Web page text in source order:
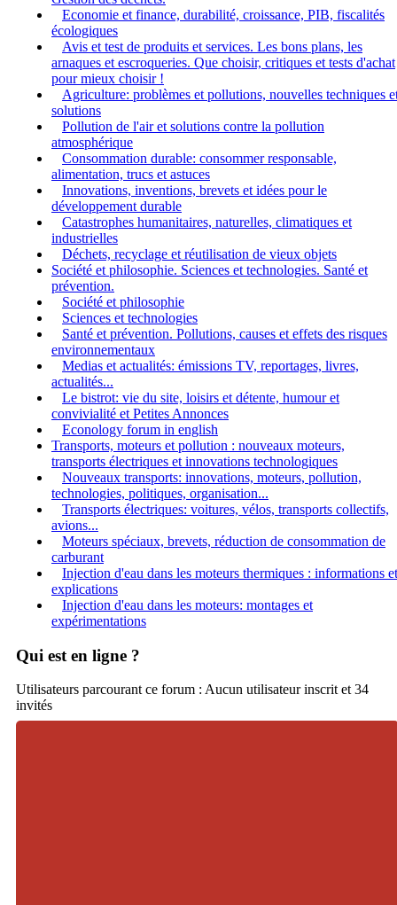
Economie et finance, durabilité, croissance, PIB, fiscalités
écologiques
Avis et test de produits et services. Les bons plans, les
arnaques et escroqueries. Que choisir, critiques et tests d'achat
pour mieux choisir !
Agriculture: problèmes et pollutions, nouvelles techniques
solutions
Pollution de l'air et solutions contre la pollution
atmosphérique
Consommation durable: consommer responsable,
alimentation, trucs et astuces
Innovations, inventions, brevets et idées pour le
développement durable
Catastrophes humanitaires, naturelles, climatiques et
industrielles
Déchets, recyclage et réutilisation de vieux objets
Société et philosophie. Sciences et technologies. Santé et
prévention.
Société et philosophie
Sciences et technologies
Santé et prévention. Pollutions, causes et effets des risques
environnementaux
Medias et actualités: émissions TV, reportages, livres,
actualités...
Le bistrot: vie du site, loisirs et détente, humour et
convivialité et Petites Annonces
Econology forum in english
Transports, moteurs et pollution : nouveaux moteurs,
transports électriques et innovations technologiques
Nouveaux transports: innovations, moteurs, pollution,
technologies, politiques, organisation...
Transports électriques: voitures, vélos, transports collectifs,
avions...
Moteurs spéciaux, brevets, réduction de consommation de
carburant
Injection d'eau dans les moteurs thermiques : informations et
explications
Injection d'eau dans les moteurs: montages et
expérimentations
Qui est en ligne ?
Utilisateurs parcourant ce forum : Aucun utilisateur inscrit et 34
invités